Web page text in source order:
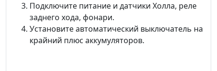
Подключите питание и датчики Холла, реле
заднего хода, фонари.
Установите автоматический выключатель на
крайний плюс аккумуляторов.